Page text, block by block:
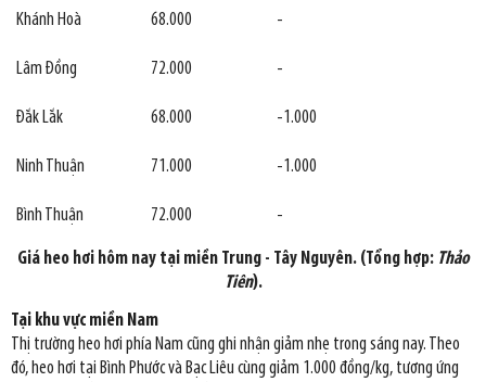
Khánh Hoà 68.000 -
Lâm Đồng 72.000 -
Đắk Lắk 68.000 -1.000
Ninh Thuận 71.000 -1.000
Bình Thuận 72.000 -
Giá heo hơi hôm nay tại miền Trung - Tây Nguyên. (Tổng hợp: Thảo
Tiên).
Tại khu vực miền Nam
Thị trường heo hơi phía Nam cũng ghi nhận giảm nhẹ trong sáng nay. Theo
đó, heo hơi tại Bình Phước và Bạc Liêu cùng giảm 1.000 đồng/kg, tương ứng